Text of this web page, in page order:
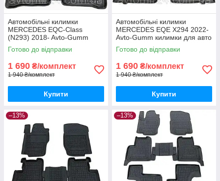
Автомобільні килимки
MERCEDES EQC-Class
(N293) 2018- Avto-Gumm
килимки для авто МЕРСЕДЕС
ЕКЦ-Класс (Н293) 2018-
Готово до відправки
1 690 ₴/комплект
1 940 ₴/комплект
Купити
Автомобільні килимки
MERCEDES EQE X294 2022-
Avto-Gumm килимки для авто
МЕРСЕДЕС ЕКЕ Х294 2022-
Автогум
Готово до відправки
1 690 ₴/комплект
1 940 ₴/комплект
Купити
–13% –13%